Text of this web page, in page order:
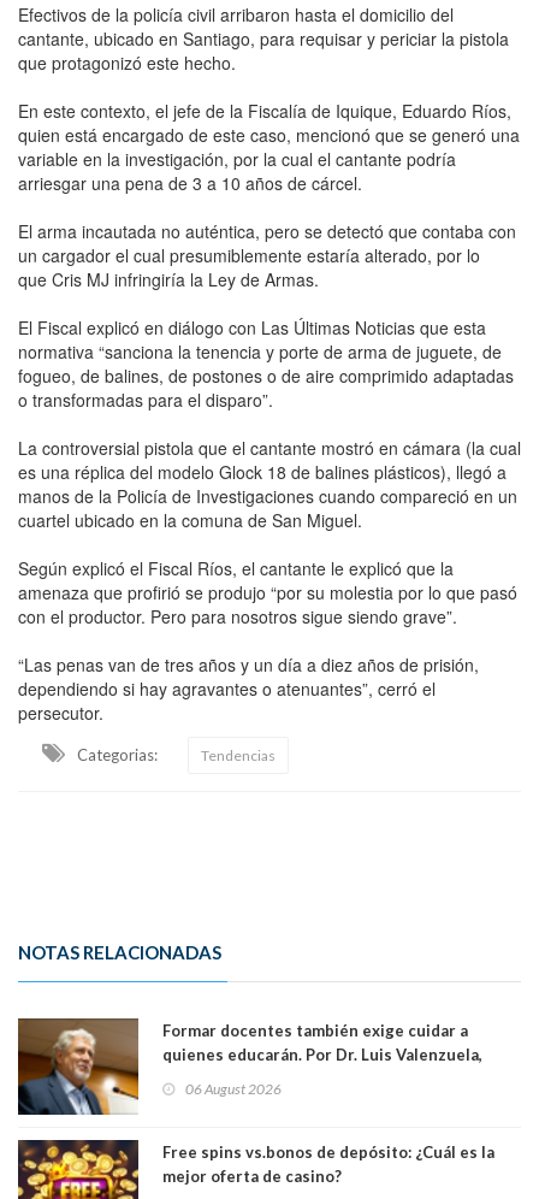
Efectivos de la policía civil arribaron hasta el domicilio del
cantante, ubicado en Santiago, para requisar y periciar la pistola
que protagonizó este hecho.
En este contexto, el jefe de la Fiscalía de Iquique, Eduardo Ríos,
quien está encargado de este caso, mencionó que se generó una
variable en la investigación, por la cual el cantante podría
arriesgar una pena de 3 a 10 años de cárcel.
El arma incautada no auténtica, pero se detectó que contaba con
un cargador el cual presumiblemente estaría alterado, por lo
que Cris MJ infringiría la Ley de Armas.
El Fiscal explicó en diálogo con Las Últimas Noticias que esta
normativa “sanciona la tenencia y porte de arma de juguete, de
fogueo, de balines, de postones o de aire comprimido adaptadas
o transformadas para el disparo”.
La controversial pistola que el cantante mostró en cámara (la cual
es una réplica del modelo Glock 18 de balines plásticos), llegó a
manos de la Policía de Investigaciones cuando compareció en un
cuartel ubicado en la comuna de San Miguel.
Según explicó el Fiscal Ríos, el cantante le explicó que la
amenaza que profirió se produjo “por su molestia por lo que pasó
con el productor. Pero para nosotros sigue siendo grave”.
“Las penas van de tres años y un día a diez años de prisión,
dependiendo si hay agravantes o atenuantes”, cerró el
persecutor.
Categorias: Tendencias
NOTAS RELACIONADAS
Formar docentes también exige cuidar a
quienes educarán. Por Dr. Luis Valenzuela,
Académicos U. Católica Silva Henríquez
06 August 2026
Free spins vs.bonos de depósito: ¿Cuál es la
mejor oferta de casino?